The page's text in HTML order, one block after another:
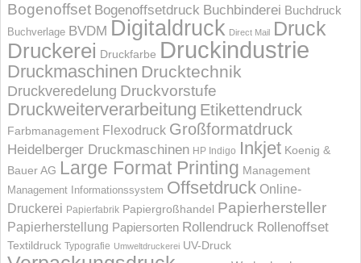
Bogenoffset Bogenoffsetdruck Buchbinderei Buchdruck
Buchverlage BVDM Digitaldruck Direct Mail Druck
Druckerei Druckfarbe Druckindustrie
Druckmaschinen Drucktechnik
Druckveredelung Druckvorstufe
Druckweiterverarbeitung Etikettendruck
Farbmanagement Flexodruck Großformatdruck
Heidelberger Druckmaschinen HP Indigo Inkjet Koenig &
Bauer AG Large Format Printing Management
Management Informations­system Offsetdruck Online-
Druckerei Papierfabrik Papiergroßhandel Papierhersteller
Papierherstellung Papiersorten Rollendruck Rollenoffset
Textildruck Typografie Umweltdruckerei UV-Druck